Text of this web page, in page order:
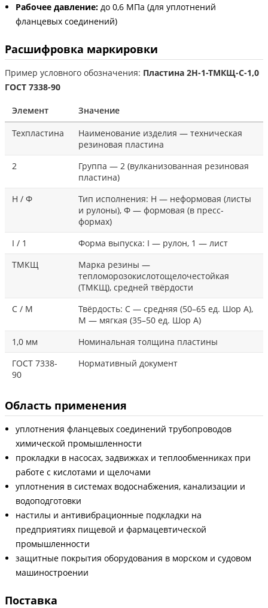
Рабочее давление: до 0,6 МПа (для уплотнений
фланцевых соединений)
Расшифровка маркировки
Пример условного обозначения: Пластина 2Н-1-ТМКЩ-С-1,0
ГОСТ 7338-90
Элемент
Значение
Техпластина
Наименование изделия — техническая
резиновая пластина
2
Группа — 2 (вулканизованная резиновая
пластина)
Н / Ф
Тип исполнения: Н — неформовая (листы
и рулоны), Ф — формовая (в пресс-
формах)
I / 1
Форма выпуска: I — рулон, 1 — лист
ТМКЩ
Марка резины —
тепломорозокислотощелочестойкая
(ТМКЩ), средней твёрдости
С / М
Твёрдость: С — средняя (50–65 ед. Шор А),
М — мягкая (35–50 ед. Шор А)
1,0 мм
Номинальная толщина пластины
ГОСТ 7338-
90
Нормативный документ
Область применения
уплотнения фланцевых соединений трубопроводов
химической промышленности
прокладки в насосах, задвижках и теплообменниках при
работе с кислотами и щелочами
уплотнения в системах водоснабжения, канализации и
водоподготовки
настилы и антивибрационные подкладки на
предприятиях пищевой и фармацевтической
промышленности
защитные покрытия оборудования в морском и судовом
машиностроении
Поставка